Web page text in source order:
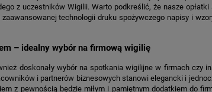
z uczestników Wigilii. Warto podkreślić, że nasze
technologii druku spożywczego napisy i
– idealny wybór na firmową wigilię
doskonały wybór na spotkania wigilijne w firmach czy
i partnerów biznesowych stanowi elegancki i
z pewnością będzie miłym i pamiętnym dodatkiem do